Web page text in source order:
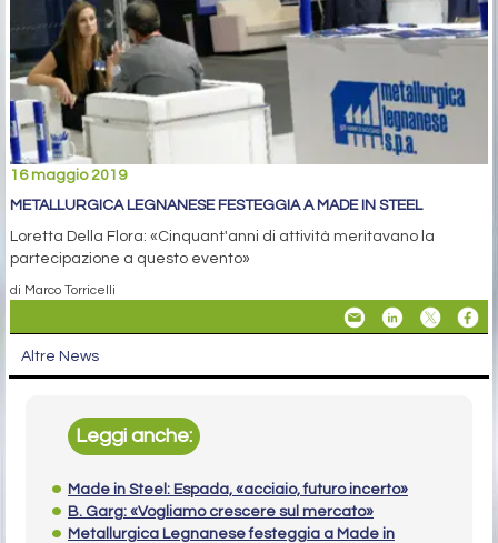
16 maggio 2019
METALLURGICA LEGNANESE FESTEGGIA A MADE IN STEEL
Loretta Della Flora: «Cinquant'anni di attività meritavano la
partecipazione a questo evento»
di Marco Torricelli
Altre News
Leggi anche:
Made in Steel: Espada, «acciaio, futuro incerto»
B. Garg: «Vogliamo crescere sul mercato»
Metallurgica Legnanese festeggia a Made in